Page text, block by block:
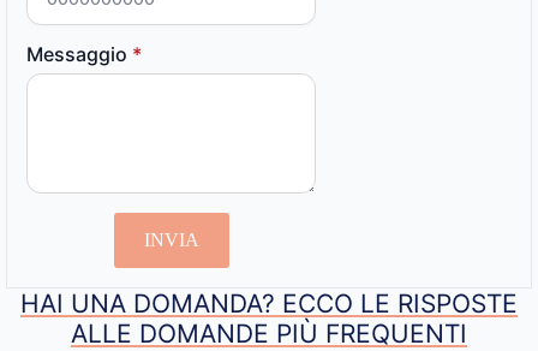
Messaggio *
INVIA
HAI UNA DOMANDA? ECCO LE RISPOSTE
ALLE DOMANDE PIÙ FREQUENTI